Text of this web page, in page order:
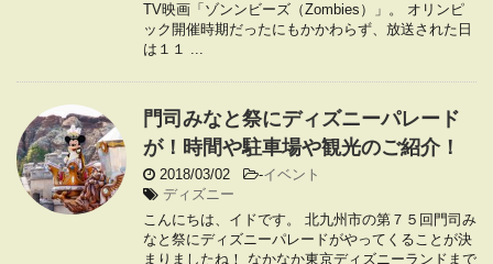
TV映画「ゾンンビーズ（Zombies）」。 オリンピ
ック開催時期だったにもかかわらず、放送された日
は１１ ...
門司みなと祭にディズニーパレード
が！時間や駐車場や観光のご紹介！
2018/03/02 -イベント
ディズニー
こんにちは、イドです。 北九州市の第７５回門司み
なと祭にディズニーパレードがやってくることが決
まりましたね！ なかなか東京ディズニーランドまで